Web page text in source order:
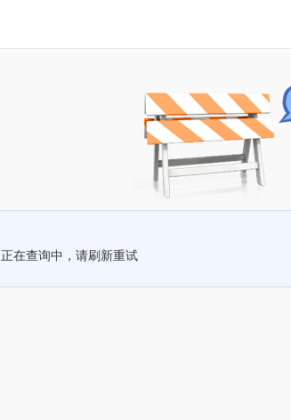
正在查询中，请刷新重试